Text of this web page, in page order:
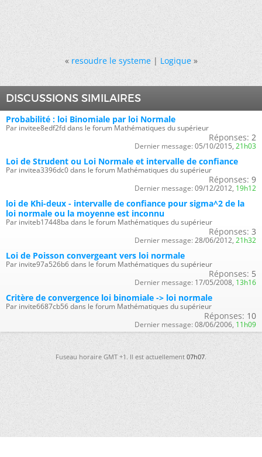
« resoudre le systeme|Logique »
DISCUSSIONS SIMILAIRES
Probabilité : loi Binomiale par loi Normale
Par invitee8edf2fd dans le forum Mathématiques du supérieur
Réponses: 2
Dernier message: 05/10/2015, 21h03
Loi de Strudent ou Loi Normale et intervalle de confiance
Par invitea3396dc0 dans le forum Mathématiques du supérieur
Réponses: 9
Dernier message: 09/12/2012, 19h12
loi de Khi-deux - intervalle de confiance pour sigma^2 de la
loi normale ou la moyenne est inconnu
Par inviteb17448ba dans le forum Mathématiques du supérieur
Réponses: 3
Dernier message: 28/06/2012, 21h32
Loi de Poisson convergeant vers loi normale
Par invite97a526b6 dans le forum Mathématiques du supérieur
Réponses: 5
Dernier message: 17/05/2008, 13h16
Critère de convergence loi binomiale -> loi normale
Par invite6687cb56 dans le forum Mathématiques du supérieur
Réponses: 10
Dernier message: 08/06/2006, 11h09
Fuseau horaire GMT +1. Il est actuellement07h07.